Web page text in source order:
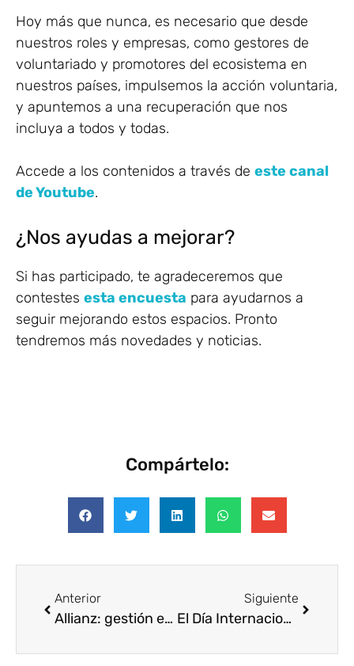
Hoy más que nunca, es necesario que desde
nuestros roles y empresas, como gestores de
voluntariado y promotores del ecosistema en
nuestros países, impulsemos la acción voluntaria,
y apuntemos a una recuperación que nos
incluya a todos y todas.
Accede a los contenidos a través de este canal
de Youtube.
¿Nos ayudas a mejorar?
Si has participado, te agradeceremos que
contestes esta encuesta para ayudarnos a
seguir mejorando estos espacios. Pronto
tendremos más novedades y noticias.
Compártelo:
Anterior
Allianz: gestión excelente del voluntariado corporativo
Siguiente
El Día Internacional del Voluntariado Telefónica más virtual